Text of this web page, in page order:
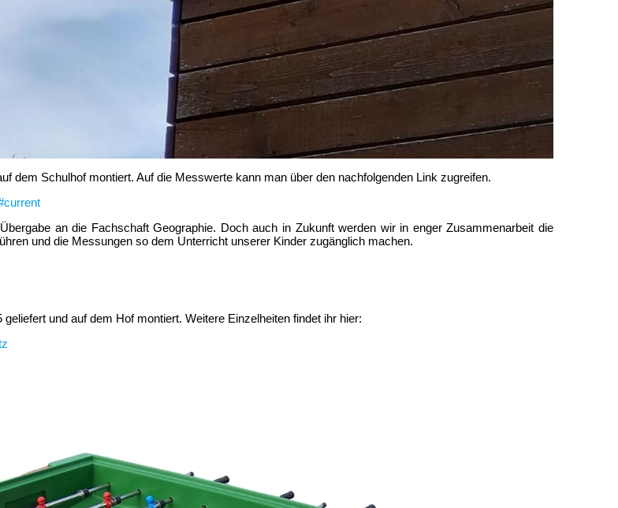
dem Schulhof montiert. Auf die Messwerte kann man über den nachfolgenden Link zugreifen.
an die Fachschaft Geographie. Doch auch in Zukunft werden wir in enger Zusammenarbeit die
und die Messungen so dem Unterricht unserer Kinder zugänglich machen.
und auf dem Hof montiert. Weitere Einzelheiten findet ihr hier: